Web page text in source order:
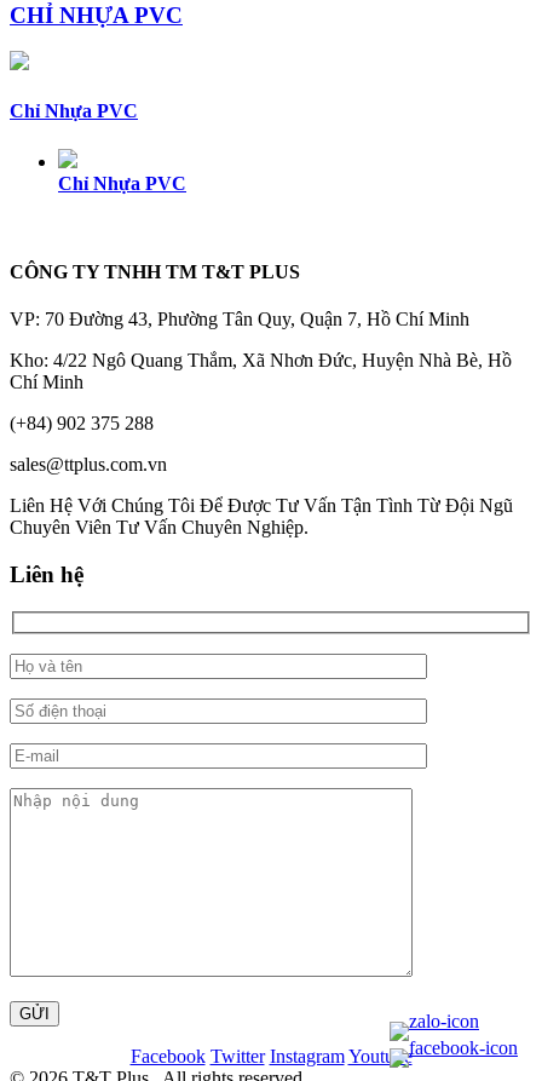
CHỈ NHỰA PVC
Chỉ Nhựa PVC
Chỉ Nhựa PVC
CÔNG TY TNHH TM T&T PLUS
VP: 70 Đường 43, Phường Tân Quy, Quận 7, Hồ Chí Minh
Kho: 4/22 Ngô Quang Thắm, Xã Nhơn Đức, Huyện Nhà Bè, Hồ
Chí Minh
(+84) 902 375 288
sales@ttplus.com.vn
Liên Hệ Với Chúng Tôi Để Được Tư Vấn Tận Tình Từ Đội Ngũ
Chuyên Viên Tư Vấn Chuyên Nghiệp.
Liên hệ
Facebook Twitter Instagram Youtube